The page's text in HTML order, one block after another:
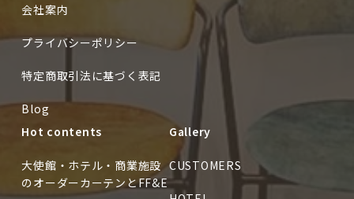
会社案内
プライバシーポリシー
特定商取引法に基づく表記
Blog
Hot contents
大使館・ホテル・商業施設
のオーダーカーテンとFF&E
Gallery
CUSTOMERS